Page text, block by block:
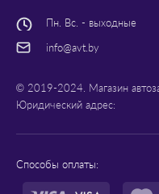
Пн. Вс. - выходные
info@avt.by
© 2019-2024. Магазин
Юридический адрес:
Способы оплаты: